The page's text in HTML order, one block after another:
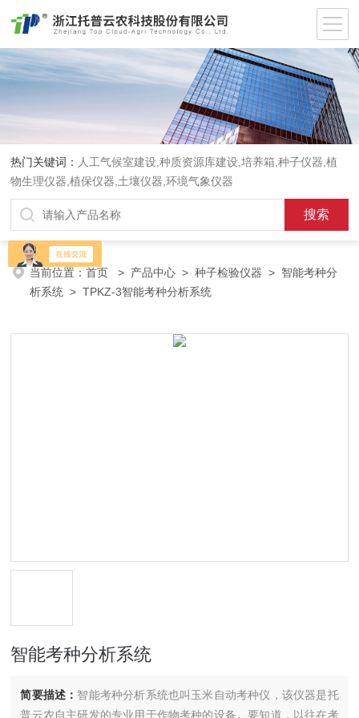
热门关键词： 人工气候室建设,种质资源库建设,培养箱,种子仪器,植
物生理仪器,植保仪器,土壤仪器,环境气象仪器
当前位置：首页 > 产品中心 >种子检验仪器 > 智能考种分
析系统 > TPKZ-3智能考种分析系统
智能考种分析系统
简要描述： 智能考种分析系统也叫玉米自动考种仪，该仪器是托
普云农自主研发的专业用于作物考种的设备。要知道，以往在考